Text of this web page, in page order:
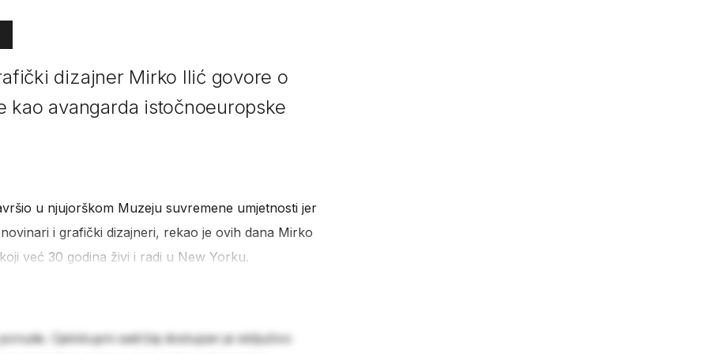
dizajner Mirko Ilić govore o
kao avangarda istočnoeuropske
u njujorškom Muzeju suvremene umjetnosti jer
i grafički dizajneri, rekao je ovih dana Mirko
već 30 godina živi i radi u New Yorku.
Cjelokupni sadržaj dostupan je isključivo